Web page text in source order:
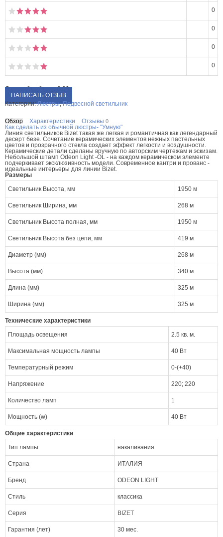
0
0
0
0
Средний рейтинг:0.00
НАПИСАТЬ ОТЗЫВ
Категории:Люстры,Подвесной светильник
Обзор Характеристики Отзывы 0
Как сделать из обычной люстры- "Умную"
Линия светильников Bizet такая же легкая и романтичная как легендарный
десерт безе. Сочетание керамических элементов нежных пастельных
цветов и прозрачного стекла создает эффект легкости и воздушности.
Керамические детали сделаны вручную по авторским чертежам и эскизам.
Небольшой штамп Odeon Light -OL - на каждом керамическом элементе
подчеркивает эксклюзивность модели. Современное кантри и прованс -
идеальные интерьеры для линии Bizet.
Размеры
Светильник Высота, мм
1950 м
Светильник Ширина, мм 268 м
Светильник Высота полная, мм 1950 м
Светильник Высота без цепи, мм 419 м
Диаметр (мм) 268 м
Высота (мм) 340 м
Длина (мм) 325 м
Ширина (мм) 325 м
Технические характеристики
Площадь освещения
2.5 кв. м.
Максимальная мощность лампы 40 Вт
Температурный режим 0-(+40)
Напряжение 220; 220
Количество ламп 1
Мощность (w) 40 Вт
Общие характеристики
Тип лампы
накаливания
Страна ИТАЛИЯ
Бренд ODEON LIGHT
Стиль классика
Серия BIZET
Гарантия (лет) 30 мес.